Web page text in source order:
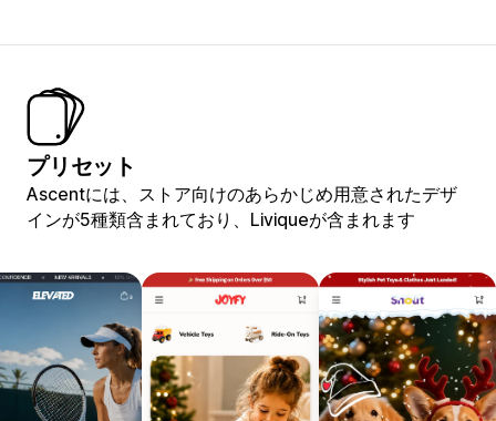
プリセット
Ascentには、ストア向けのあらかじめ用意されたデザ
インが5種類含まれており、Liviqueが含まれます